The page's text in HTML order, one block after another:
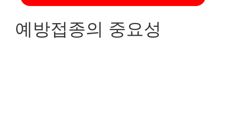
예방접종의 중요성